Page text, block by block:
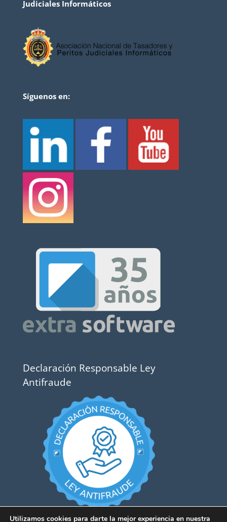
Judiciales Informáticos
Síguenos en:
Declaración Responsable Ley
Antifraude
Utilizamos cookies para darte la mejor experiencia en nuestra